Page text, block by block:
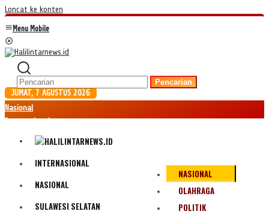
Loncat ke konten
Menu Mobile
Pencarian
JUMAT, 7 AGUSTUS 2026
Nasional
Internasional
Politik
INTERNASIONAL
NASIONAL
SULAWESI SELATAN
NASIONAL
OLAHRAGA
POLITIK